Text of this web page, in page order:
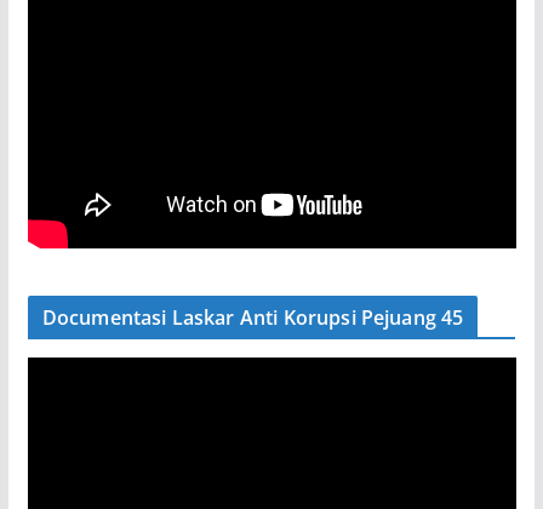
Documentasi Laskar Anti Korupsi Pejuang 45